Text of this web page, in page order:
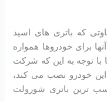
که باتری های اسید
برای خودروها همواره
با توجه به این که شرکت
این خودرو نصب می کند،
ترین باتری شورولت